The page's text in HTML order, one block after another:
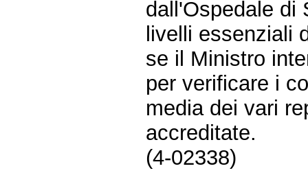
dall'Ospedale di
livelli essenziali
se il Ministro
per verificare i
media dei vari
accreditate.
(4-02338)